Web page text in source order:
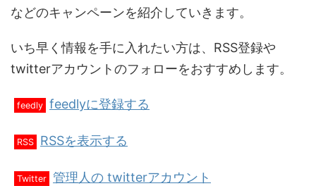
などのキャンペーンを紹介していきます。
いち早く情報を手に入れたい方は、RSS登録や
twitterアカウントのフォローをおすすめします。
feedly feedlyに登録する
RSS RSSを表示する
Twitter 管理人の twitterアカウント